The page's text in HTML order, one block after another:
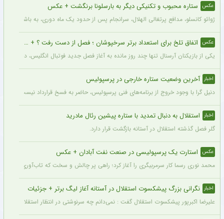
عکس ستاره محبوب و تکنیکی دیگر به بارسلونا برنگشت + عکس
ژوائو کانسلو، مدافع پرتغالی الهلال، سرانجام پس از حدود یک ماه دوری، به باشگاه
عکس اتفاق تلخ برای استعداد برتر سرخپوشان ؛ فصل از دست رفت ؟ + عکس
یکی از بازیکنان آرسنال تنها چند روز مانده به آغاز فصل جدید فوتبال انگلیس، دچار
اخبار آخرین وضعیت ستاره خارجی در پرسپولیس
دنیل گرا با وجود خروج از برنامه‌های فنی پرسپولیس، حاضر به فسخ قرارداد نیست.
اخبار استقلال به دنبال تمدید با ستاره پیشین رئال مادرید
گلر فصل گذشته استقلال در آستانه بازگشت قرار دارد.
عکس استارت یک پرسپولیسی در صنعت نفت آبادان + عکس
محمد نوری رسما کار سرمربیگری را آغاز کرد؛ راهی پر چالش و سخت که تاب‌آوری بالایی
اخبار نگرانی بزرگ پیشکسوت استقلال در آستانه آغاز لیگ برتر + جزئیات
علیرضا اکبرپور پیشکسوت استقلال گفت : نمی‌دانم چه سرنوشتی در انتظار استقلال